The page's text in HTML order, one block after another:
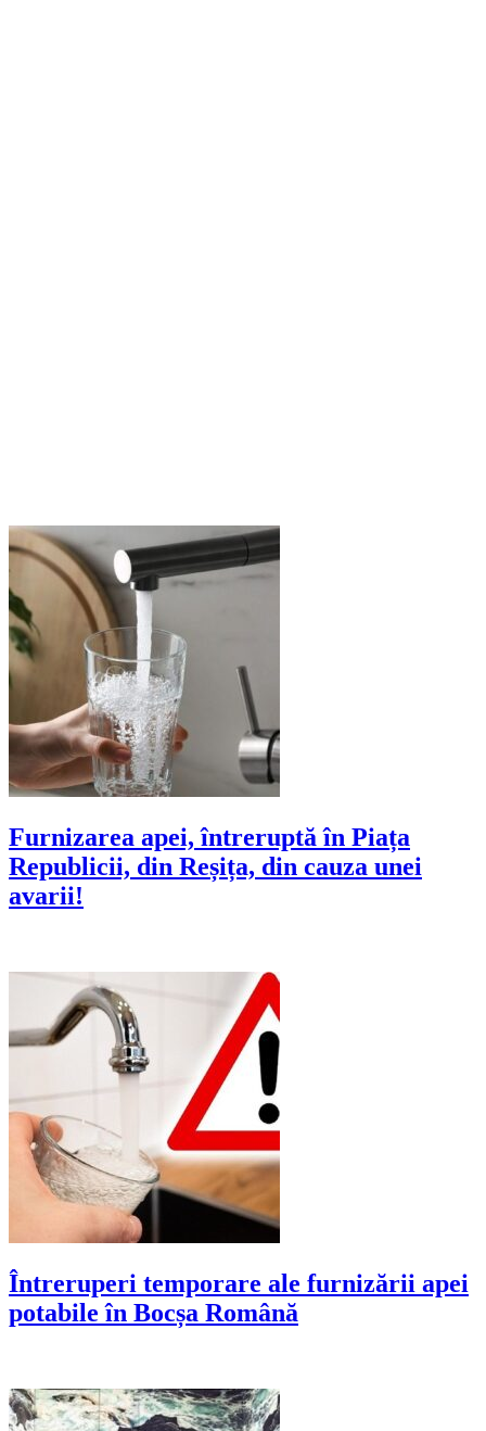
Furnizarea apei, întreruptă în Piața
Republicii, din Reșița, din cauza unei
avarii!
Întreruperi temporare ale furnizării apei
potabile în Bocșa Română